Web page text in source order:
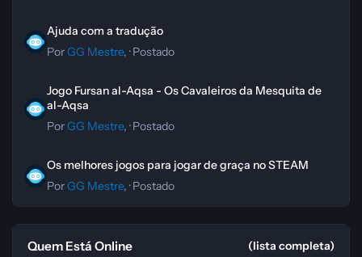
Ajuda com a tradução
PorGG Mestre, ·Postado
Jogo Fursan al-Aqsa - Os Cavaleiros da Mesquita de
al-Aqsa
PorGG Mestre, ·Postado
Os melhores jogos para jogar de graça no STEAM
PorGG Mestre, ·Postado
Quem Está Online (lista completa)